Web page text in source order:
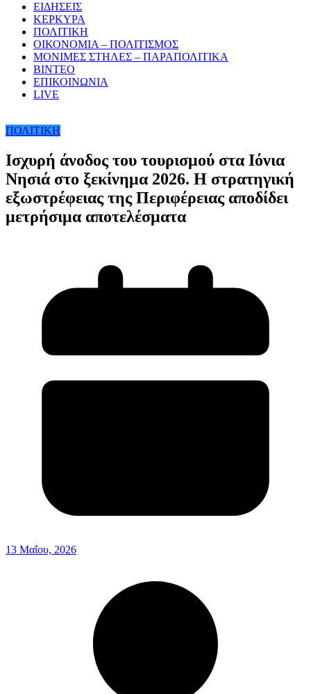
ΕΙΔΗΣΕΙΣ
ΚΕΡΚΥΡΑ
ΠΟΛΙΤΙΚΗ
ΟΙΚΟΝΟΜΙΑ – ΠΟΛΙΤΙΣΜΟΣ
ΜΟΝΙΜΕΣ ΣΤΗΛΕΣ – ΠΑΡΑΠΟΛΙΤΙΚΑ
ΒΙΝΤΕΟ
ΕΠΙΚΟΙΝΩΝΙΑ
LIVE
ΠΟΛΙΤΙΚΗ
Ισχυρή άνοδος του τουρισμού στα Ιόνια
Νησιά στο ξεκίνημα 2026. Η στρατηγική
εξωστρέφειας της Περιφέρειας αποδίδει
μετρήσιμα αποτελέσματα
13 Μαΐου, 2026